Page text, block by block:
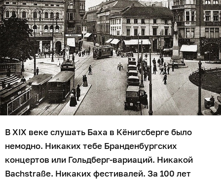
В XIX веке слушать Баха в Кёнигсберге было
немодно. Никаких тебе Бранденбургских
концертов или Гольдберг-вариаций. Никакой
Bachstraße. Никаких фестивалей. За 100 лет